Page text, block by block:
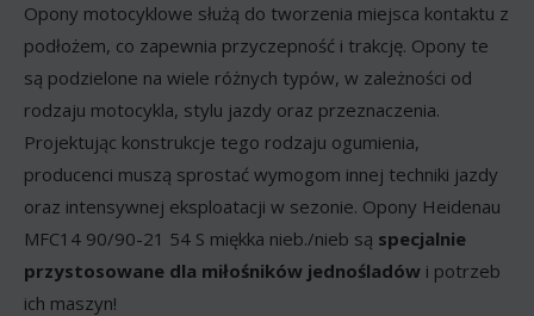
Opony motocyklowe służą do tworzenia miejsca kontaktu z
podłożem, co zapewnia przyczepność i trakcję. Opony te
są podzielone na wiele różnych typów, w zależności od
rodzaju motocykla, stylu jazdy oraz przeznaczenia.
Projektując konstrukcje tego rodzaju ogumienia,
producenci muszą sprostać wymogom innej techniki jazdy
oraz intensywnej eksploatacji w sezonie. Opony Heidenau
MFC14 90/90-21 54 S miękka nieb./nieb są specjalnie
przystosowane dla miłośników jednośladów i potrzeb
ich maszyn!